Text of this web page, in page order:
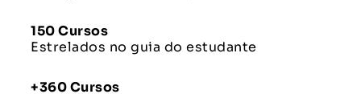
150 Cursos
Estrelados no guia do estudante
+360 Cursos